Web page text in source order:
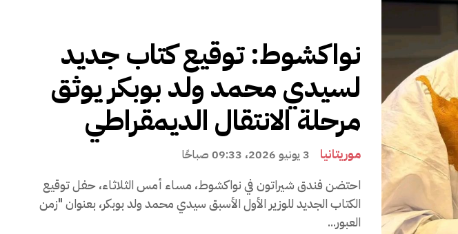
نواكشوط: توقيع كتاب جديد
لسيدي محمد ولد بوبكر يوثق
مرحلة الانتقال الديمقراطي
موريتانيا 3 يونيو 2026، 09:33 صباحًا
احتضن فندق شيراتون في نواكشوط، مساء أمس الثلاثاء، حفل توقيع
الكتاب الجديد للوزير الأول الأسبق سيدي محمد ولد بوبكر، بعنوان "زمن
العبور...